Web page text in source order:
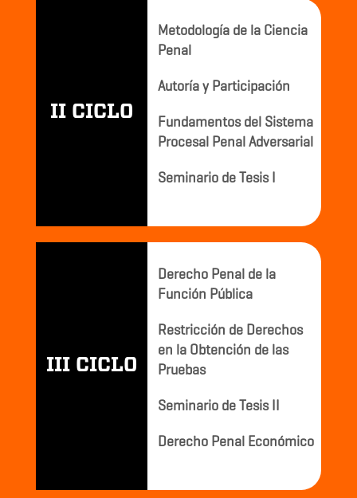
II CICLO
Metodología de la Ciencia
Penal
Autoría y Participación
Fundamentos del Sistema
Procesal Penal Adversarial
Seminario de Tesis I
III CICLO
Derecho Penal de la
Función Pública
Restricción de Derechos
en la Obtención de las
Pruebas
Seminario de Tesis II
Derecho Penal Económico